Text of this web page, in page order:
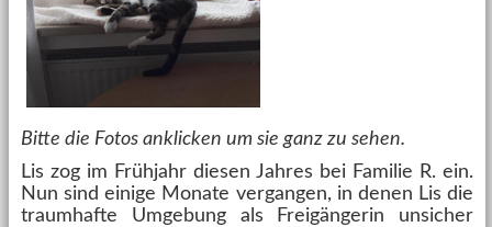
Bitte die Fotos anklicken um sie ganz zu sehen.
Lis zog im Frühjahr diesen Jahres bei Familie R. ein.
Nun sind einige Monate vergangen, in denen Lis die
traumhafte Umgebung als Freigängerin unsicher